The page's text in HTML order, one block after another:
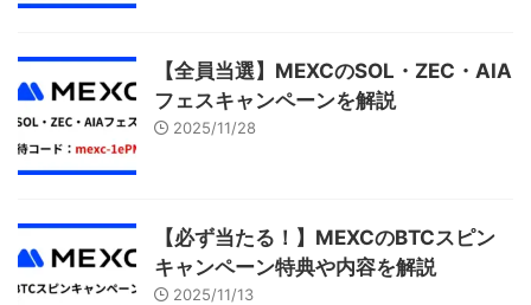
【全員当選】MEXCのSOL・ZEC・AIA
フェスキャンペーンを解説
2025/11/28
【必ず当たる！】MEXCのBTCスピン
キャンペーン特典や内容を解説
2025/11/13